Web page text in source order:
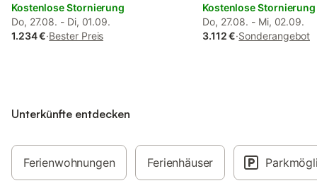
Kostenlose Stornierung
Do, 27.08. - Di, 01.09.
1.234 €·Bester Preis
Kostenlose Stornierung
Do, 27.08. - Mi, 02.09.
3.112 €·Sonderangebot
Unterkünfte entdecken
Ferienwohnungen Ferienhäuser